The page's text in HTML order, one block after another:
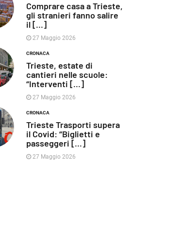
Comprare casa a Trieste,
gli stranieri fanno salire
il [...]
27 Maggio 2026
CRONACA
Trieste, estate di
cantieri nelle scuole:
“Interventi [...]
27 Maggio 2026
CRONACA
Trieste Trasporti supera
il Covid: “Biglietti e
passeggeri [...]
27 Maggio 2026